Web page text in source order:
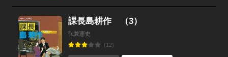
課長島耕作 （3）
弘兼憲史
(12)